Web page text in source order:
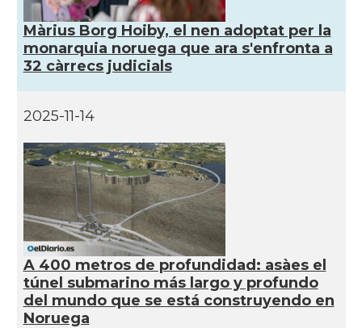
Màrius Borg Hoiby, el nen adoptat per la
monarquia noruega que ara s'enfronta a
32 càrrecs judicials
2025-11-14
A 400 metros de profundidad: asàes el
túnel submarino más largo y profundo
del mundo que se está construyendo en
Noruega